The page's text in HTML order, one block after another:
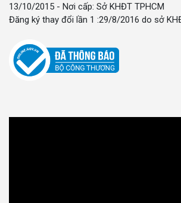
13/10/2015 - Nơi cấp: Sở KHĐT TPHCM
Đăng ký thay đổi lần 1 :29/8/2016 do sở